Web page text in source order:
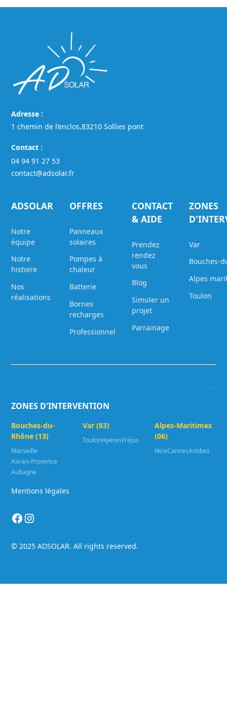
Adresse :
1 chemin de l’enclos,83210 Sollies pont
Contact :
04 94 91 27 53
contact@adsolar.fr
ADSOLAR
Notre
équipe
Notre
histoire
Nos
réalisations
OFFRES
Panneaux
solaires
Pompes à
chaleur
Batterie
Bornes
recharges
Professionnel
CONTACT
& AIDE
Prendez
rendez
vous
Blog
Simuler un
projet
Parrainage
ZONES
Var
Bouches-
Alpes
Toulon
ZONES D'INTERVENTION
Bouches-du-
Rhône (13)
Marseille
Aix-en-Provence
Aubagne
Var (83)
ToulonHyèresFréjus
Alpes-Maritimes
(06)
NiceCannesAntibes
© 2025 ADSOLAR. All rights reserved.
Mentions légales